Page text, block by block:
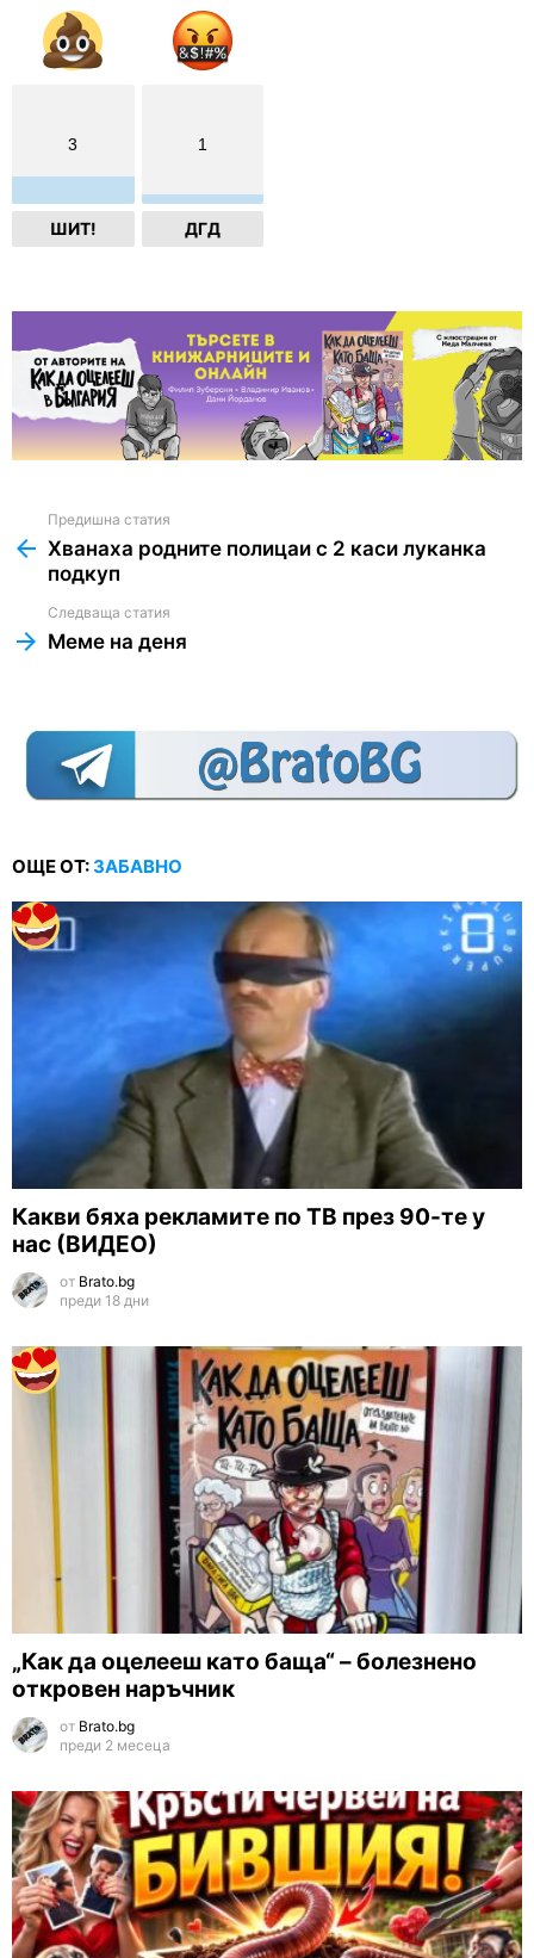
3
ШИТ!
1
ДГД
more
Предишна статия
Хванаха родните полицаи с 2 каси луканка
подкуп
Следваща статия
Меме на деня
ОЩЕ ОТ:ЗАБАВНО
Какви бяха рекламите по ТВ през 90-те у
нас (ВИДЕО)
от Brato.bg
преди 18 дни
„Как да оцелееш като баща“ – болезнено
откровен наръчник
от Brato.bg
преди 2 месеца